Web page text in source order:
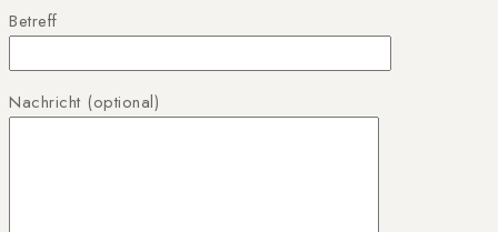
Betreff
Nachricht (optional)